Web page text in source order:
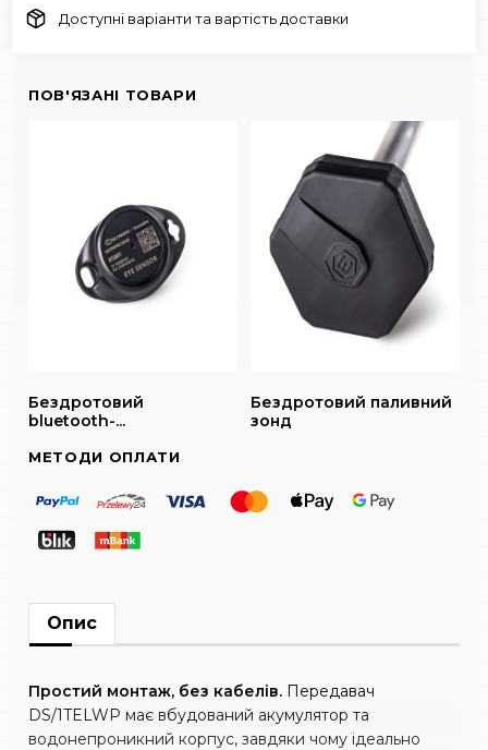
Доступні варіанти та вартість доставки
ПОВ'ЯЗАНІ ТОВАРИ
Бездротовий
bluetooth-...
Бездротовий паливний
зонд
МЕТОДИ ОПЛАТИ
Опис
Простий монтаж, без кабелів. Передавач
DS/1TELWP має вбудований акумулятор та
водонепроникний корпус, завдяки чому ідеально